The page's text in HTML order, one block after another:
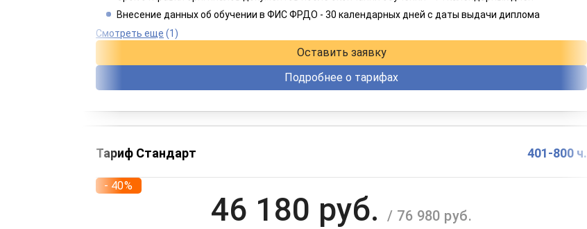
Внесение данных об обучении в ФИС ФРДО - 30 календарных дней с даты выдачи диплома
Смотреть еще (1)
Оставить заявку
Подробнее о тарифах
Тариф Стандарт 401-800 ч.
- 40%
46 180 руб./ 76 980 руб.